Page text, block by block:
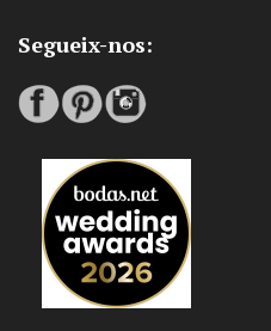
Segueix-nos: